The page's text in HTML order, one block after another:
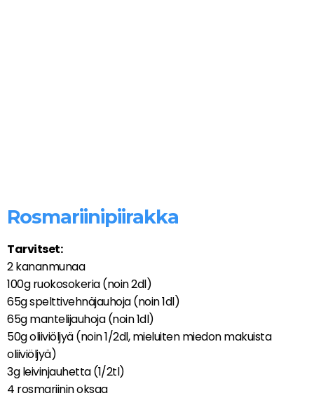
Rosmariinipiirakka
Tarvitset:
2 kananmunaa
100g ruokosokeria (noin 2dl)
65g spelttivehnäjauhoja (noin 1dl)
65g mantelijauhoja (noin 1dl)
50g oliiviöljyä (noin 1/2dl, mieluiten miedon makuista
oliiviöljyä)
3g leivinjauhetta (1/2tl)
4 rosmariinin oksaa